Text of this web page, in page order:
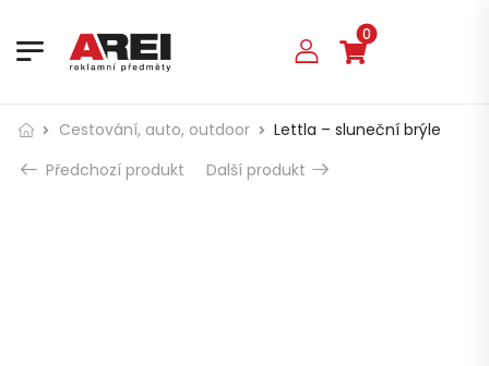
0
Cestování, auto, outdoor
Lettla – sluneční brýle
Předchozí produkt
Další produkt